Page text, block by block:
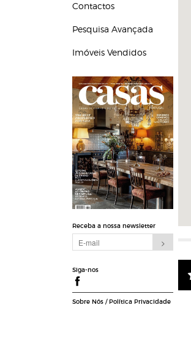
Contactos
Pesquisa Avançada
Imóveis Vendidos
Receba a nossa newsletter
Siga-nos
Sobre Nós/ Política Privacidade